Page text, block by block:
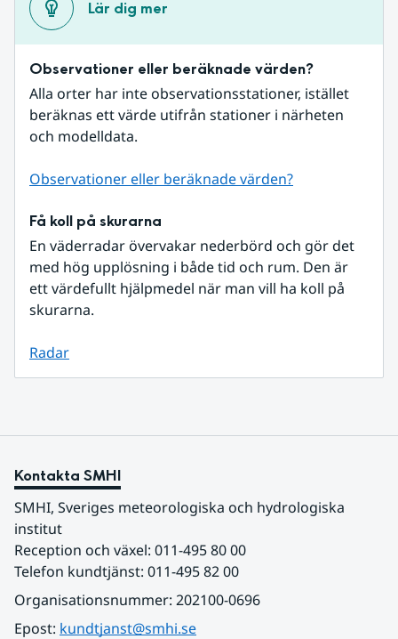
Lär dig mer
Observationer eller beräknade värden?
Alla orter har inte observationsstationer, istället
beräknas ett värde utifrån stationer i närheten
och modelldata.
Observationer eller beräknade värden?
Få koll på skurarna
En väderradar övervakar nederbörd och gör det
med hög upplösning i både tid och rum. Den är
ett värdefullt hjälpmedel när man vill ha koll på
skurarna.
Radar
Kontakta SMHI
SMHI, Sveriges meteorologiska och hydrologiska
institut
Reception och växel: 011-495 80 00
Telefon kundtjänst: 011-495 82 00
Organisationsnummer: 202100-0696
Epost: kundtjanst@smhi.se